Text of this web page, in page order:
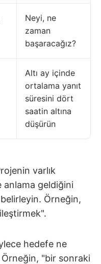
Neyi, ne
zaman
başaracağız?
Altı ay içinde
ortalama yanıt
süresini dört
saatin altına
düşürün
varlık
anlama geldiğini
belirleyin. Örneğin,
hedefe ne
Örneğin, "bir sonraki